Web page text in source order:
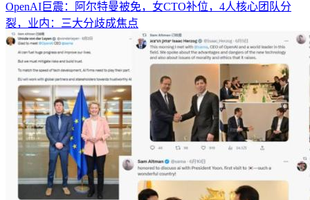
OpenAI巨震：阿尔特曼被免，女CTO补位，4人核心团队分
裂，业内：三大分歧成焦点